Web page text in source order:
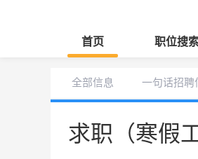
首页 职位搜
全部信息 一句话招聘
求职（寒假工